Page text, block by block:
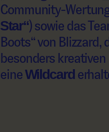
Community-
Star“) sowie das
Boots“ von
besonders kreativen
eineWildcard